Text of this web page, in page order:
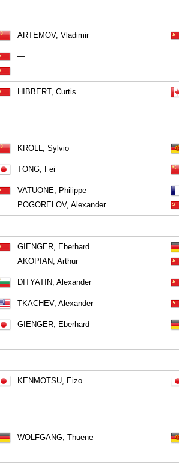
ARTEMOV, Vladimir
—
HIBBERT, Curtis
KROLL, Sylvio
TONG, Fei
VATUONE, Philippe
POGORELOV, Alexander
GIENGER, Eberhard
AKOPIAN, Arthur
DITYATIN, Alexander
TKACHEV, Alexander
GIENGER, Eberhard
KENMOTSU, Eizo
WOLFGANG, Thuene